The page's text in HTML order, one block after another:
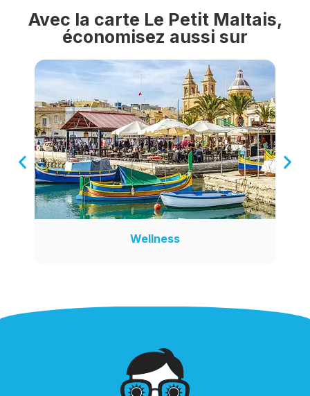
Avec la carte Le Petit Maltais,
économisez aussi sur
Wellness